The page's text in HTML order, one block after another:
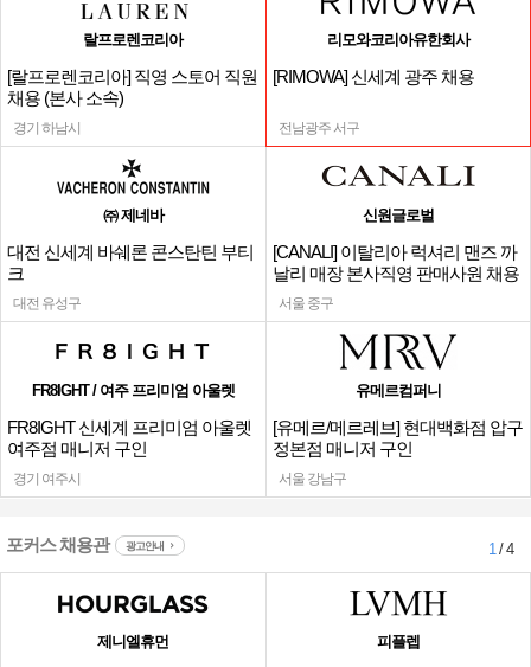
랄프로렌코리아
[랄프로렌코리아] 직영 스토어 직원
채용 (본사 소속)
경기 하남시
리모와코리아유한회사
[RIMOWA] 신세계 광주 채용
전남광주 서구
㈜ 제네바
대전 신세계 바쉐론 콘스탄틴 부티
크
대전 유성구
신원글로벌
[CANALI] 이탈리아 럭셔리 맨즈 까
날리 매장 본사직영 판매사원 채용
서울 중구
FR8IGHT / 여주 프리미엄 아울렛
FR8IGHT 신세계 프리미엄 아울렛
여주점 매니저 구인
경기 여주시
유메르컴퍼니
[유메르/메르레브] 현대백화점 압구
정본점 매니저 구인
서울 강남구
포커스 채용관 광고안내 1/ 4
제니엘휴먼 피플렙